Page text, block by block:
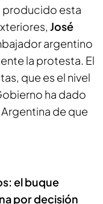
producido esta
José
argentino
la protesta. El
que es el nivel
ha dado
de que
el buque
por decisión